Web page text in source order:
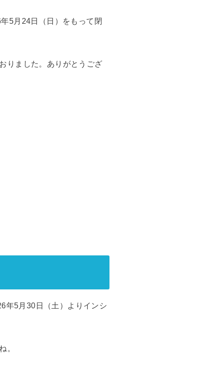
5月24日（日）をもって閉
りました。ありがとうござ
年5月30日（土）よりインシ
。